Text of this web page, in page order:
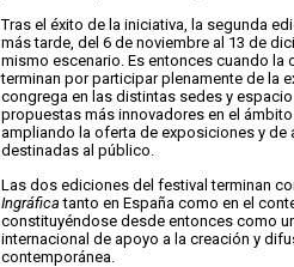
Tras el éxito de la iniciativa, la segunda
más tarde, del 6 de noviembre al 13 de
mismo escenario. Es entonces cuando la
terminan por participar plenamente de la
congrega en las distintas sedes y
propuestas más innovadores en el
ampliando la oferta de exposiciones y de
destinadas al público.
Las dos ediciones del festival terminan
Ingráfica tanto en España como en el
constituyéndose desde entonces como
internacional de apoyo a la creación y
contemporánea.